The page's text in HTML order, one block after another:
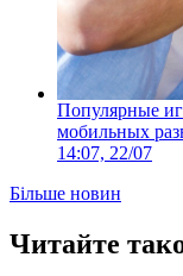
Популярные
мобильных
14:07, 22/07
Більше новин
Читайте